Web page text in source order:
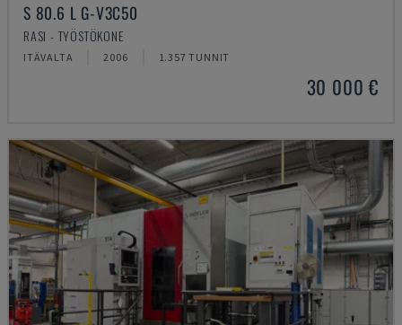
S 80.6 L G-V3C50
RASI - TYÖSTÖKONE
ITÄVALTA 2006 1.357 TUNNIT
30 000 €